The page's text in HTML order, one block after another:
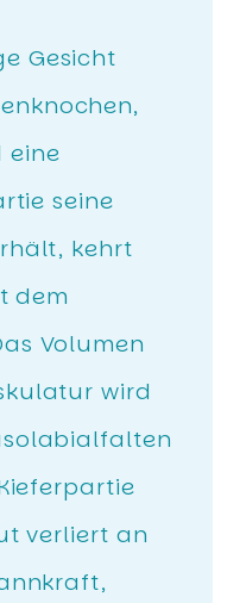
Gesicht
eine
seine
kehrt
dem
Volumen
wird
verliert an